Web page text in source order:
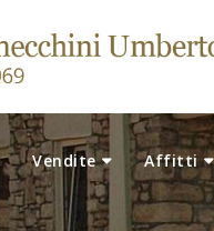
Vendite Affitti